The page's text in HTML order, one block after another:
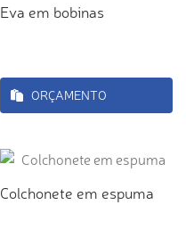
Eva em bobinas
ORÇAMENTO
Colchonete em espuma